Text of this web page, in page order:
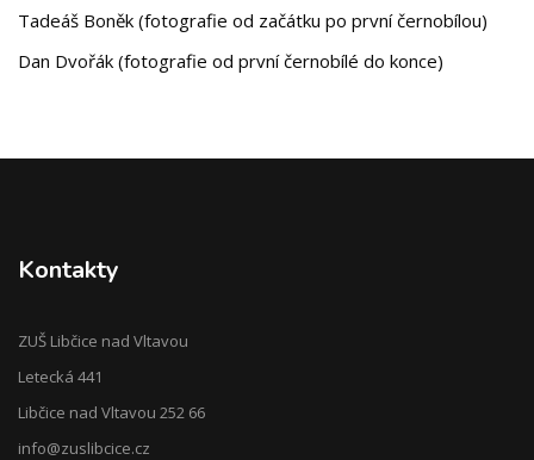
Tadeáš Boněk (fotografie od začátku po první černobílou)
Dan Dvořák (fotografie od první černobílé do konce)
Kontakty
ZUŠ Libčice nad Vltavou
Letecká 441
Libčice nad Vltavou 252 66
info@zuslibcice.cz